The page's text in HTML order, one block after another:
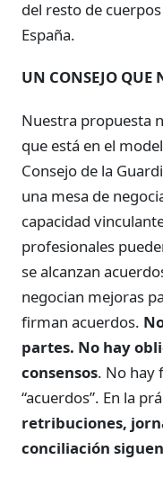
del resto de
España.
UN CONSEJO QUE
Nuestra propuesta
que está en el
Consejo de la
una mesa de
capacidad
profesionales
se alcanzan
negocian mejoras
firman acuerdos.
partes. No hay
consensos. No hay
“acuerdos”. En la
retribuciones,
conciliación